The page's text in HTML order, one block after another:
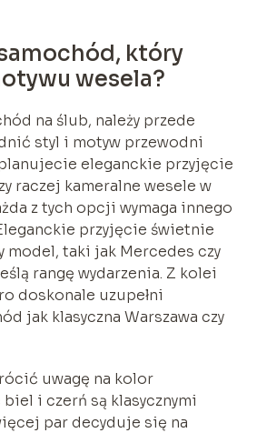
który
wesela?
na ślub, należy przede
styl i motyw przewodni
eleganckie przyjęcie
raczej kameralne wesele w
z tych opcji wymaga innego
przyjęcie świetnie
model, taki jak Mercedes czy
rangę wydarzenia. Z kolei
doskonale uzupełni
jak klasyczna Warszawa czy
uwagę na kolor
i czerń są klasycznymi
par decyduje się na